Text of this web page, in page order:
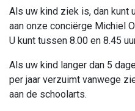
Als uw kind ziek is, dan kunt
aan onze conciërge Michiel
U kunt tussen 8.00 en 8.45
Als uw kind langer dan 5
per jaar verzuimt vanwege
aan de schoolarts.